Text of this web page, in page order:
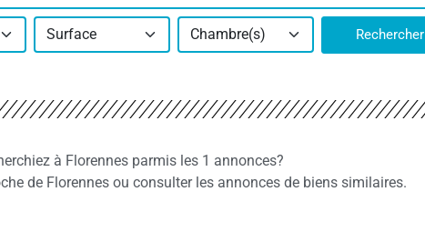
Surface Chambre(s) Rechercher
à Florennes parmis les 1 annonces?
de Florennes ou consulter les annonces de biens similaires.